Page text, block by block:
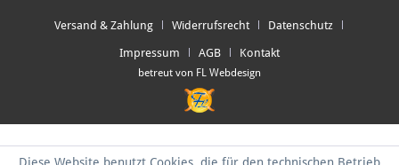
Versand & Zahlung Widerrufsrecht Datenschutz
Impressum AGB Kontakt
betreut von FL Webdesign